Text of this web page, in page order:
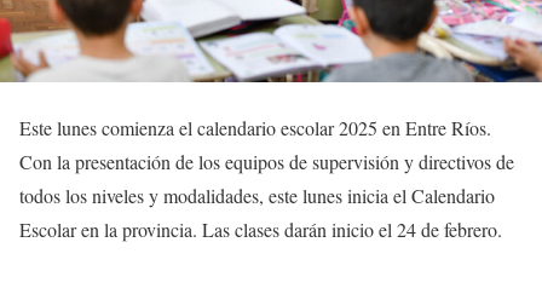
Este lunes comienza el calendario escolar 2025 en Entre Ríos.
Con la presentación de los equipos de supervisión y directivos de
todos los niveles y modalidades, este lunes inicia el Calendario
Escolar en la provincia. Las clases darán inicio el 24 de febrero.